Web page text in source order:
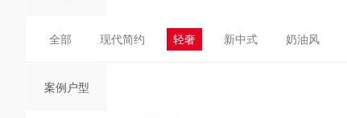
全部 现代简约 轻奢 新中式 奶油风
案例户型